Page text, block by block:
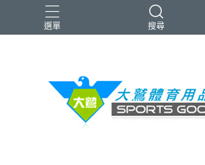
選單 搜尋
VICTOR YONEX 羽球拍 羽球鞋